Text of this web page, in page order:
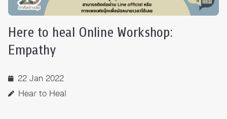
Here to heal Online Workshop:
Empathy
22 Jan 2022
Hear to Heal